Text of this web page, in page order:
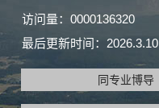
访问量： 0000136320
最后更新时间： 2026.3.10
同专业博导